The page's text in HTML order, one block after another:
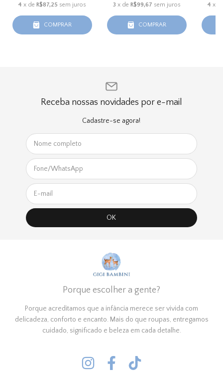
4 x de R$87,25 sem juros
COMPRAR
3 x de R$99,67 sem juros
COMPRAR
4 x
Receba nossas novidades por e-mail
Cadastre-se agora!
Porque escolher a gente?
Porque acreditamos que a infância merece ser vivida com
delicadeza, conforto e encanto. Mais do que roupas, entregamos
cuidado, significado e beleza em cada detalhe.